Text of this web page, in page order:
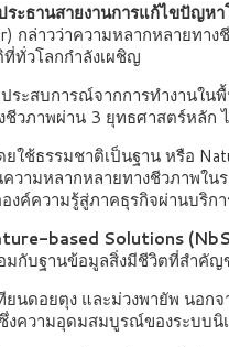
ะธานสายงานการแก้ไขปัญห
กล่าวว่าความหลากหลายท
ทั่วโลกกำลังเผชิญ
ระสบการณ์จากการทำงานใ
วภาพผ่าน 3 ยุทธศาสตร์หลัก
ใช้ธรรมชาติเป็นฐาน หรือ
วามหลากหลายทางชีวภาพใน
งค์ความรู้สู่ภาคธุรกิจผ่านบริก
based Solutions
มกับฐานข้อมูลสิ่งมีชีวิตที่สำคั
ดอยตุง และม่วงพายัพ นอ
ความอุดมสมบูรณ์ของระบบ